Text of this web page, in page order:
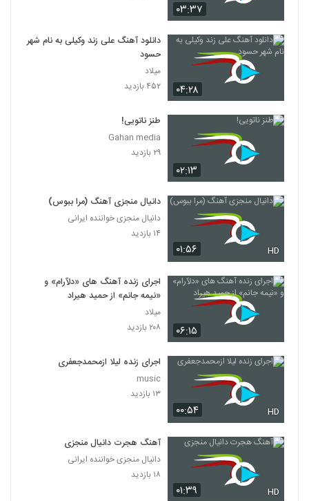
۰۳:۳۷
۰۴:۲۸
دانلود آهنگ علی زند وکیلی به نام شهر
حسود
میلاد
۴۵۲ بازدید
۰۲:۱۳
طنز ناتویی!
Gahan media
۲۹ بازدید
۰۱:۵۶ HD
دانیال منجزی آهنگ (مرا ببوس)
دانیال منجزی خواننده ایرانی
۱۴ بازدید
۰۶:۱۵
اجرای زنده آهنگ های «دلآرام» و
«نیمه جانم» از حمید هیراد
میلاد
۲۰۸ بازدید
۰۰:۵۴ HD
اجرای زنده لیلا ازمحمدجعفری
music
۱۳ بازدید
۰۱:۳۹ HD
آهنگ هجرت دانیال منجزی
دانیال منجزی خواننده ایرانی
۱۸ بازدید